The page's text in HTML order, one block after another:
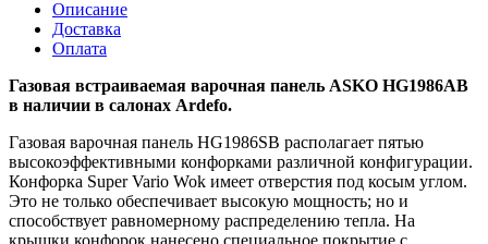
Описание
Доставка
Оплата
Газовая встраиваемая варочная панель ASKO HG1986AB
в наличии в салонах Ardefo.
Газовая варочная панель HG1986SB располагает пятью
высокоэффективными конфорками различной конфигурации.
Конфорка Super Vario Wok имеет отверстия под косым углом.
Это не только обеспечивает высокую мощность; но и
способствует равномерному распределению тепла. На